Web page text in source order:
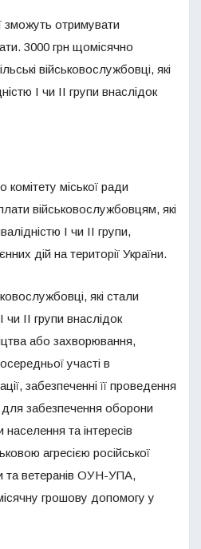
зможуть отримувати
3000 грн щомісячно
військовослужбовці, які
І чи II групи внаслідок
комітету міської ради
військовослужбовцям, які
I чи II групи,
дій на території України.
які стали
чи II групи внаслідок
або захворювання,
участі в
забезпеченні її проведення
забезпечення оборони
населення та інтересів
агресією російської
та ветеранів ОУН-УПА,
грошову допомогу у